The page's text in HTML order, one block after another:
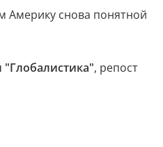
Америку снова понятной
"Глобалистика", репост